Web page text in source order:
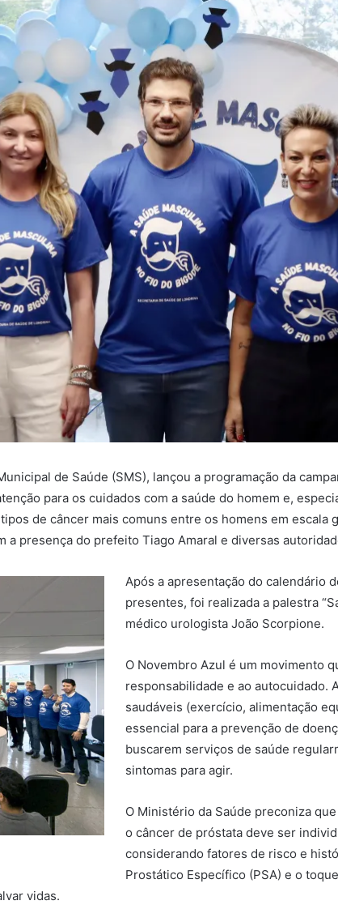
de Saúde (SMS), lançou a programação da
para os cuidados com a saúde do homem e,
de câncer mais comuns entre os homens em escala
a presença do prefeito Tiago Amaral e diversas
Após a apresentação do calendário
presentes, foi realizada a palestra
médico urologista João Scorpione.
O Novembro Azul é um movimento
responsabilidade e ao autocuidado.
saudáveis (exercício, alimentação
essencial para a prevenção de
buscarem serviços de saúde
sintomas para agir.
O Ministério da Saúde preconiza
o câncer de próstata deve ser
considerando fatores de risco e
Prostático Específico (PSA) e o
vidas.